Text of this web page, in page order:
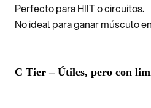
Perfecto para HIIT o circuitos.
No ideal para ganar músculo
C Tier – Útiles, pero con